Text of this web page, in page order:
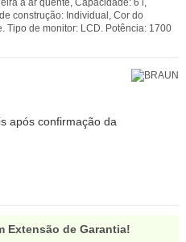
a ar quente, Capacidade: 6 l,
construção: Individual, Cor do
Tipo de monitor: LCD. Potência: 1700
após confirmação da
Extensão de Garantia!